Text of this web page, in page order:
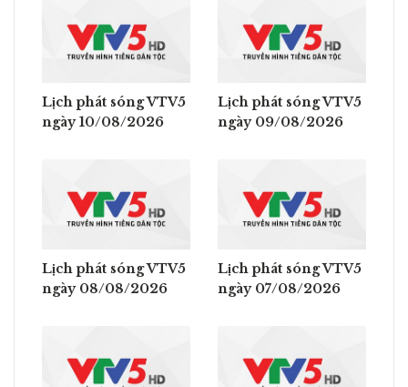
Lịch phát sóng VTV5
ngày 10/08/2026
Lịch phát sóng VTV5
ngày 09/08/2026
Lịch phát sóng VTV5
ngày 08/08/2026
Lịch phát sóng VTV5
ngày 07/08/2026